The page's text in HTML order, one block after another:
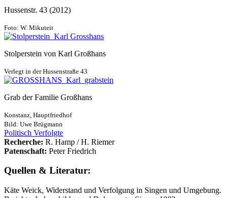
Hussenstr. 43 (2012)
Foto: W. Mikuteit
Stolperstein von Karl Großhans
Verlegt in der Hussenstraße 43
Grab der Familie Großhans
Konstanz, Hauptfriedhof
Bild: Uwe Brügmann
Politisch Verfolgte
Recherche: R. Hamp / H. Riemer
Patenschaft: Peter Friedrich
Quellen & Literatur:
Käte Weick, Widerstand und Verfolgung in Singen und Umgebung.